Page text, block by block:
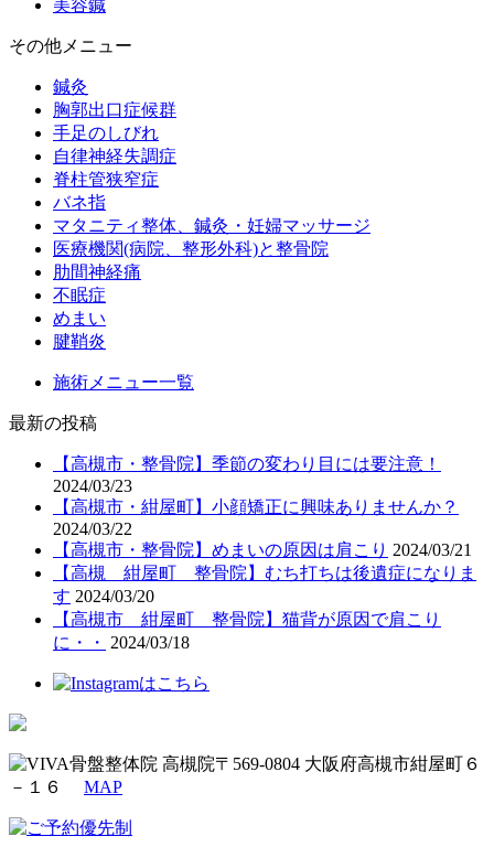
美容鍼
その他メニュー
鍼灸
胸郭出口症候群
手足のしびれ
自律神経失調症
脊柱管狭窄症
バネ指
マタニティ整体、鍼灸・妊婦マッサージ
医療機関(病院、整形外科)と整骨院
肋間神経痛
不眠症
めまい
腱鞘炎
施術メニュー一覧
最新の投稿
【高槻市・整骨院】季節の変わり目には要注意！
2024/03/23
【高槻市・紺屋町】小顔矯正に興味ありませんか？
2024/03/22
【高槻市・整骨院】めまいの原因は肩こり 2024/03/21
【高槻 紺屋町 整骨院】むち打ちは後遺症になりま
す 2024/03/20
【高槻市 紺屋町 整骨院】猫背が原因で肩こり
に・・
2024/03/18
〒569-0804 大阪府高槻市紺屋町６
－１６ MAP